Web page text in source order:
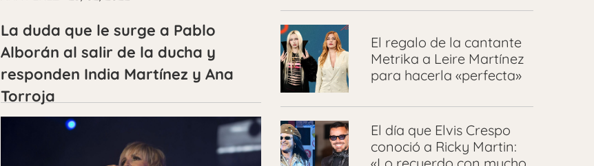
La duda que le surge a Pablo
Alborán al salir de la ducha y
responden India Martínez y Ana
Torroja
El regalo de la cantante
Metrika a Leire Martínez
para hacerla «perfecta»
El día que Elvis Crespo
conoció a Ricky Martin:
«Lo recuerdo con mucho